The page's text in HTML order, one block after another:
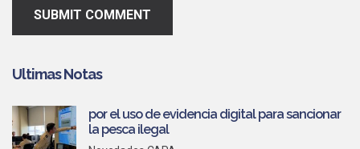
SUBMIT COMMENT
Ultimas Notas
por el uso de evidencia digital para sancionar
la pesca ilegal